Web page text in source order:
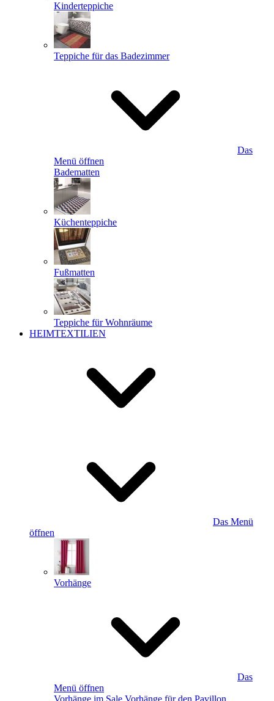
Kinderteppiche
Teppiche für das Badezimmer
Das
Menü öffnen
Badematten
Küchenteppiche
Fußmatten
Teppiche für Wohnräume
HEIMTEXTILIEN
Das Menü
öffnen
Vorhänge
Das
Menü öffnen
Vorhänge im Sale Vorhänge für den Pavillon